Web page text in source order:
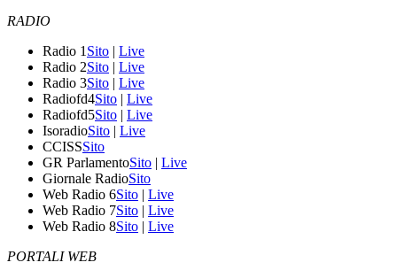
RADIO
Radio 1 Sito | Live
Radio 2Sito | Live
Radio 3Sito | Live
Radiofd4Sito | Live
Radiofd5Sito | Live
IsoradioSito | Live
CCISSSito
GR ParlamentoSito | Live
Giornale RadioSito
Web Radio 6Sito | Live
Web Radio 7Sito | Live
Web Radio 8Sito | Live
PORTALI WEB